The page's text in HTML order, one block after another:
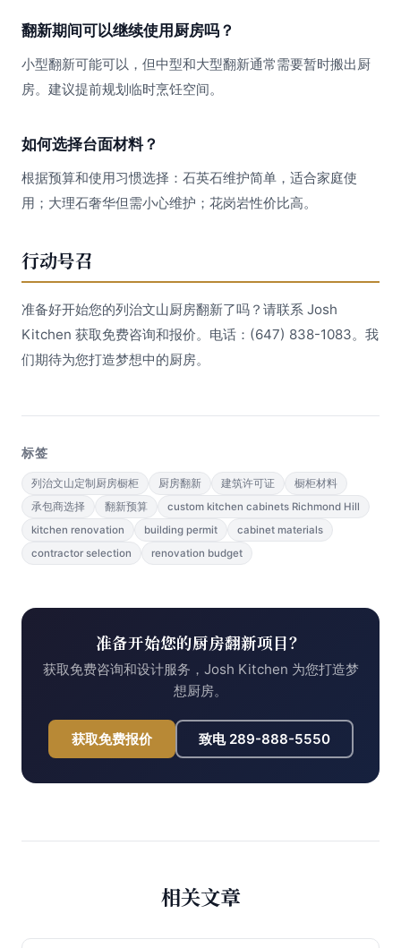
翻新期间可以继续使用厨房吗？
小型翻新可能可以，但中型和大型翻新通常需要暂时搬出厨
房。建议提前规划临时烹饪空间。
如何选择台面材料？
根据预算和使用习惯选择：石英石维护简单，适合家庭使
用；大理石奢华但需小心维护；花岗岩性价比高。
行动号召
准备好开始您的列治文山厨房翻新了吗？请联系 Josh
Kitchen 获取免费咨询和报价。电话：(647) 838-1083。我
们期待为您打造梦想中的厨房。
标签
列治文山定制厨房橱柜 厨房翻新 建筑许可证
橱柜材料
承包商选择
翻新预算
custom kitchen cabinets Richmond Hill
kitchen renovation
building permit
cabinet materials
contractor selection
renovation budget
准备开始您的厨房翻新项目？
获取免费咨询和设计服务，Josh Kitchen 为您打造梦
想厨房。
获取免费报价 致电 289-888-5550
相关文章